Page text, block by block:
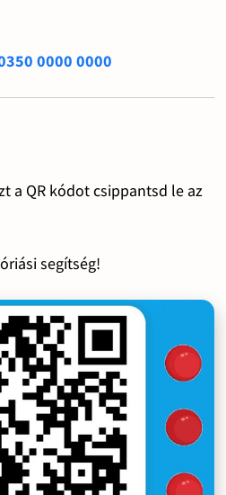
0000 0000
a QR kódot csippantsd le az
segítség!